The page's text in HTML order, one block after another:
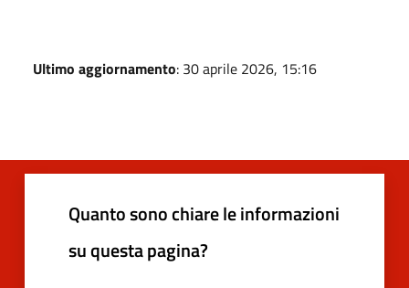
Ultimo aggiornamento: 30 aprile 2026, 15:16
Quanto sono chiare le informazioni
su questa pagina?